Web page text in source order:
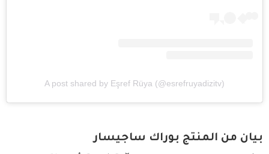
A post shared by Eşref Rüya (@esrefruyadizitv)
بيان من المنتج بوراك ساجيسار